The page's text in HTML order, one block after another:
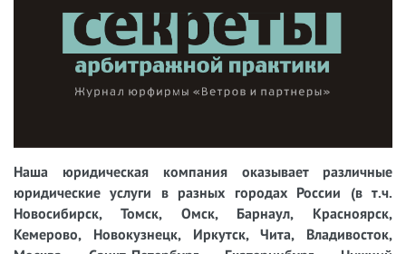
Наша юридическая компания оказывает различные
юридические услуги в разных городах России (в т.ч.
Новосибирск, Томск, Омск, Барнаул, Красноярск,
Кемерово, Новокузнецк, Иркутск, Чита, Владивосток,